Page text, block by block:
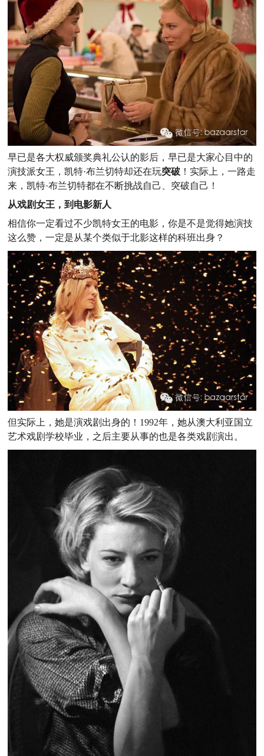
早已是各大权威颁奖典礼公认的影后，早已是大家心目中的
演技派女王，凯特·布兰切特却还在玩突破 ！实际上，一路走
来，凯特·布兰切特都在不断挑战自己、突破自己！
从戏剧女王，到电影新人
相信你一定看过不少凯特女王的电影，你是不是觉得她演技
这么赞，一定是从某个类似于北影这样的科班出身？
但实际上，她是演戏剧出身的！1992年，她从澳大利亚国立
艺术戏剧学校毕业，之后主要从事的也是各类戏剧演出。